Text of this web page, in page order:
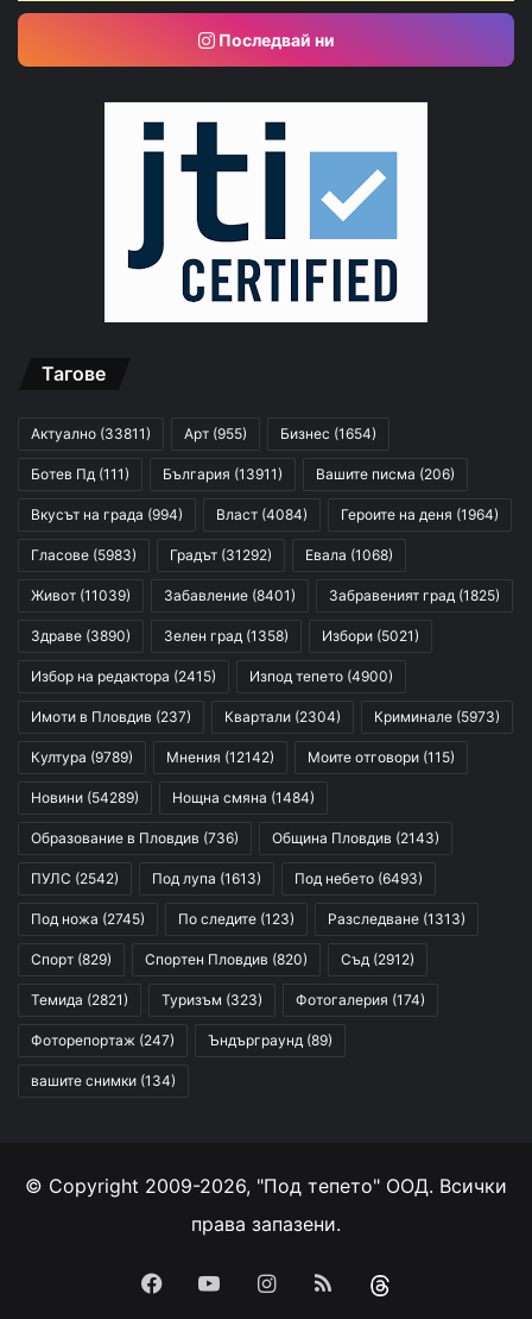
Последвай ни
Тагове
Актуално (33811) Арт (955) Бизнес (1654)
Ботев Пд (111) България (13911) Вашите писма (206)
Вкусът на града (994) Власт (4084) Героите на деня (1964)
Гласове (5983) Градът (31292) Евала (1068)
Живот (11039) Забавление (8401) Забравеният град (1825)
Здраве (3890) Зелен град (1358) Избори (5021)
Избор на редактора (2415) Изпод тепето (4900)
Имоти в Пловдив (237) Квартали (2304) Криминале (5973)
Култура (9789) Мнения (12142) Моите отговори (115)
Новини (54289) Нощна смяна (1484)
Образование в Пловдив (736) Община Пловдив (2143)
ПУЛС (2542) Под лупа (1613) Под небето (6493)
Под ножа (2745) По следите (123) Разследване (1313)
Спорт (829) Спортен Пловдив (820) Съд (2912)
Темида (2821) Туризъм (323) Фотогалерия (174)
Фоторепортаж (247) Ъндърграунд (89)
вашите снимки (134)
© Copyright 2009-2026, "Под тепето" ООД. Всички
права запазени.
FacebookYouTubeInstagram
RSS